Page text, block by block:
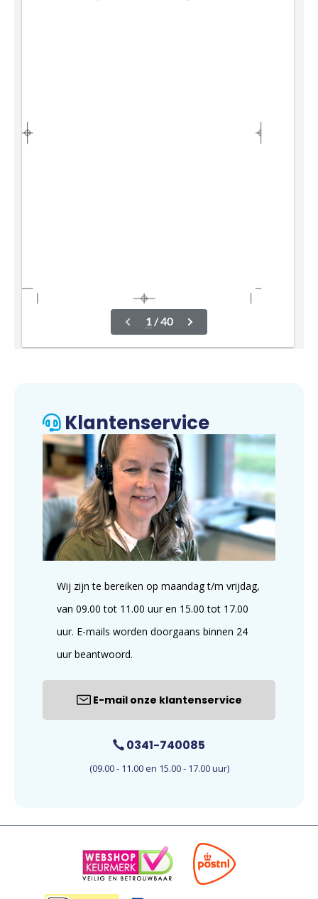
Klantenservice
Wij zijn te bereiken op maandag t/m vrijdag,
van 09.00 tot 11.00 uur en 15.00 tot 17.00
uur. E-mails worden doorgaans binnen 24
uur beantwoord.
E-mail onze klantenservice
0341-740085
(09.00 - 11.00 en 15.00 - 17.00 uur)